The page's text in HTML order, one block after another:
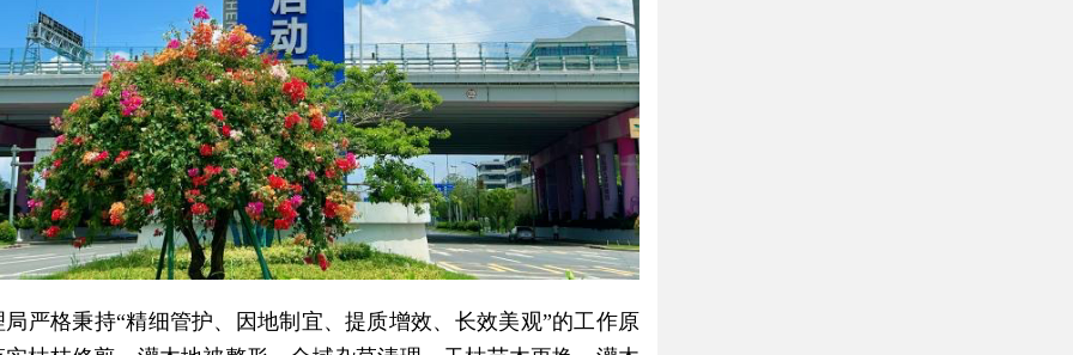
严格秉持“精细管护、因地制宜、提质增效、长效美观”的工作原